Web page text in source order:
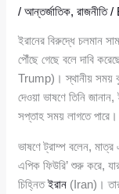
/আন্তর্জাতিক,রাজনীতি/
ইরানের বিরুদ্ধে চলমান
পৌঁছে গেছে বলে দাবি
Trump)। স্থানীয় সময়
দেওয়া ভাষণে তিনি
সপ্তাহ সময় লাগতে পারে।
ভাষণে ট্রাম্প বলেন, মাত্র
এপিক ফিউরি’ শুরু করে,
চিহ্নিতইরান (Iran)। তার